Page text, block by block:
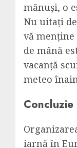
mănuși, o
Nu uitați
vă menține
de mână
vacanță
meteo
Concluzie
iarnă în